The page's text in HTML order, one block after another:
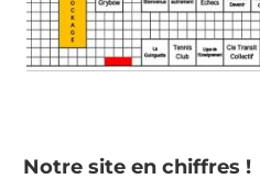
Notre site en chiffres !